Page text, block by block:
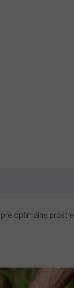
optimálne